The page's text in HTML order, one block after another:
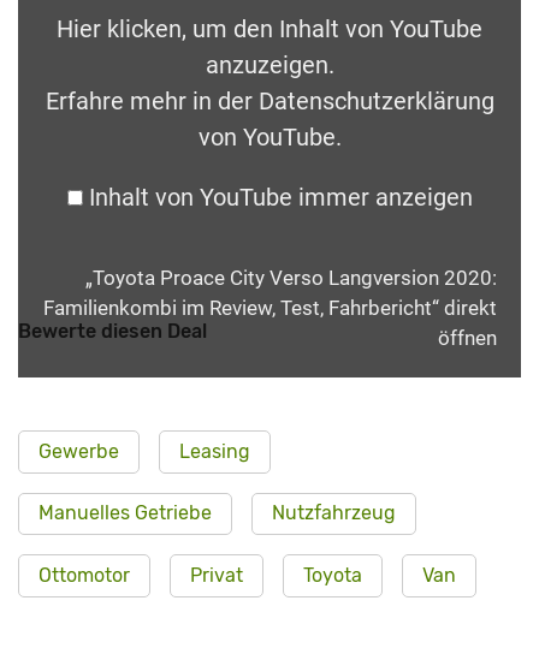
Hier klicken, um den Inhalt von YouTube
anzuzeigen.
Erfahre mehr in der Datenschutzerklärung
von YouTube.
Inhalt von YouTube immer anzeigen
„Toyota Proace City Verso Langversion 2020:
Familienkombi im Review, Test, Fahrbericht“ direkt
öffnen
Bewerte diesen Deal
Gewerbe Leasing
Manuelles Getriebe Nutzfahrzeug
Ottomotor Privat Toyota Van